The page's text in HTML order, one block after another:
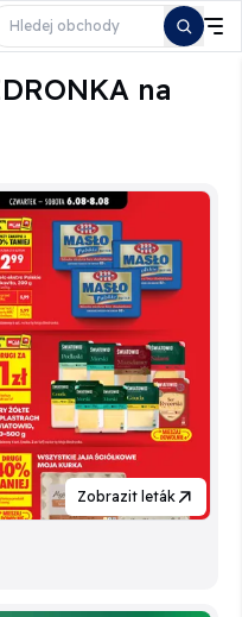
na
Zobrazit leták